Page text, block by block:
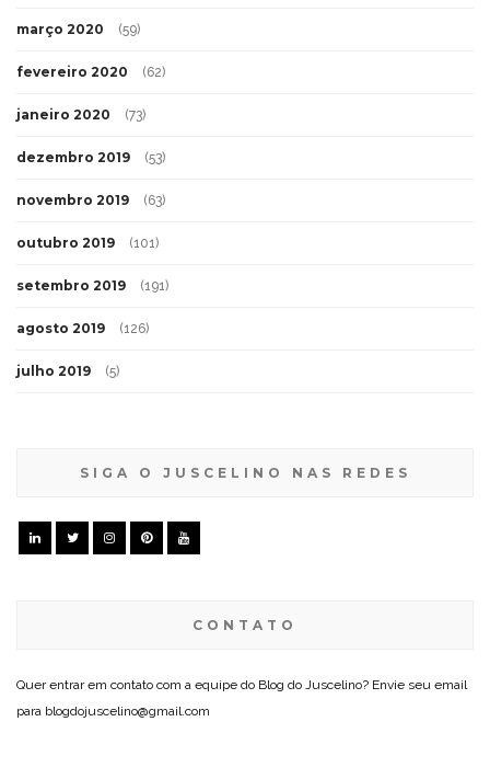
março 2020 (59)
fevereiro 2020 (62)
janeiro 2020 (73)
dezembro 2019 (53)
novembro 2019 (63)
outubro 2019 (101)
setembro 2019 (191)
agosto 2019 (126)
julho 2019 (5)
SIGA O JUSCELINO NAS REDES
CONTATO
Quer entrar em contato com a equipe do Blog do Juscelino? Envie seu email
para blogdojuscelino@gmail.com